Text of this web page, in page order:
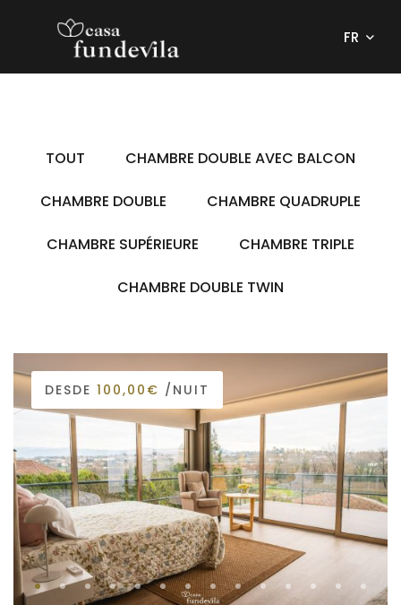
FR
TOUT CHAMBRE DOUBLE AVEC BALCON
CHAMBRE DOUBLE CHAMBRE QUADRUPLE
CHAMBRE SUPÉRIEURE CHAMBRE TRIPLE
CHAMBRE DOUBLE TWIN
DESDE 100,00€ /NUIT